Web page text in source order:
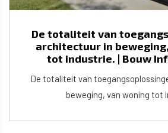
De totaliteit van
architectuur in
tot industrie. | Bouw
De totaliteit van
beweging, van woning tot